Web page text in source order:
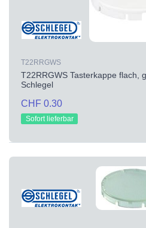
T22RRGWS
T22RRGWS Tasterkappe flach,
Schlegel
CHF 0.30
Sofort lieferbar